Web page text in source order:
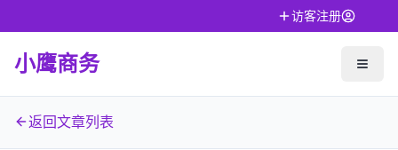
访客注册
小鹰商务
返回文章列表